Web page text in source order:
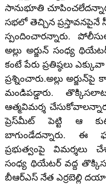
సానుభూతి
సభలో తెచ్చిన ప్రస్తావనపైనే
స్పందించారన్నారు.
అల్లు అర్జున్‌ సంధ్య
కంటే పేరు ప్రతిష్ఠలు
ప్రశ్నించారు.అల్లు
మండిపడ్డారు.
ఆత్మవిమర్శ
ప్రెస్‌మీట్‌ పెట్టి ఆ
బాగుండేదన్నారు. ఈ
ప్రభుత్వంపై విమర్శలు
సంధ్య థియేటర్‌ వద్ద
బీఆర్‌ఎస్‌ నేత ఎర్రబెల్లి